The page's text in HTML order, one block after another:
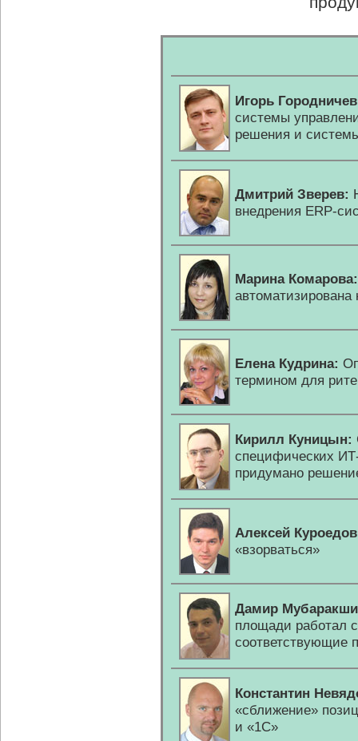
Игорь
системы
решения и
Дмитрий Зверев:
внедрения ERP-
Марина Комарова:
автоматизирована
Елена Кудрина:
термином для
Кирилл Куницын:
специфических
придумано
Алексей
«взорваться»
Дамир
площади работал
соответствующие
Константин
«сближение»
и «1C»